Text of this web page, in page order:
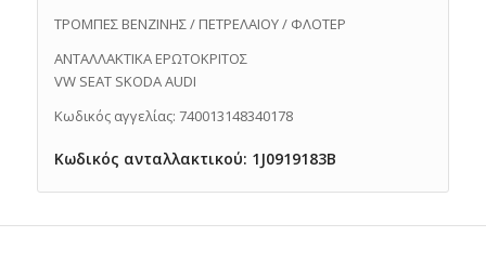
ΤΡΟΜΠΕΣ ΒΕΝΖΙΝΗΣ / ΠΕΤΡΕΛΑΙΟΥ / ΦΛΟΤΕΡ
ΑΝΤΑΛΛΑΚΤΙΚΑ ΕΡΩΤΟΚΡΙΤΟΣ
VW SEAT SKODA AUDI
Κωδικός αγγελίας: 740013148340178
Κωδικός ανταλλακτικού: 1J0919183B